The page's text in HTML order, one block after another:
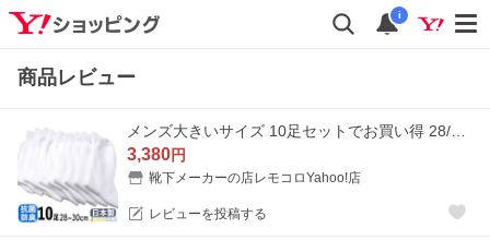
i
商品レビュー
3,380円
靴下メーカーの店レモコロYahoo!店
レビューを投稿する